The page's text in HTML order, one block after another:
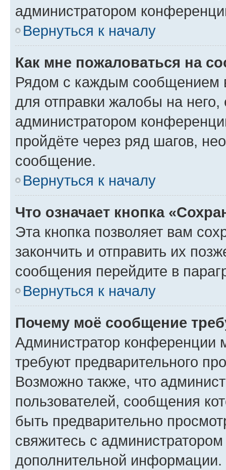
администратором
Вернуться к началу
Как мне пожаловаться на
Рядом с каждым сообщением
для отправки жалобы на
администратором
пройдёте через ряд шагов,
сообщение.
Вернуться к началу
Что означает кнопка
Эта кнопка позволяет вам
закончить и отправить их
сообщения перейдите в
Вернуться к началу
Почему моё сообщение
Администратор конференции
требуют предварительного
Возможно также, что
пользователей, сообщения
быть предварительно
свяжитесь с
дополнительной информации.